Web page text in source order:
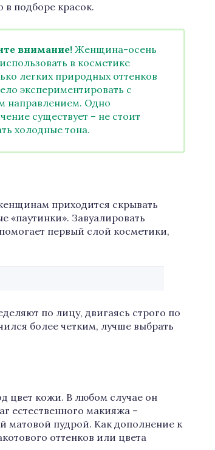
в подборе красок.
внимание! Женщина-осень
в косметике
легких природных оттенков
экспериментировать с
направлением. Одно
существует – не стоит
холодные тона.
приходится скрывать
Завуалировать
первый слой косметики,
по лицу, двигаясь строго по
более четким, лучше выбрать
цвет кожи. В любом случае он
естественного макияжа –
матовой пудрой. Как дополнение к
оттенков или цвета